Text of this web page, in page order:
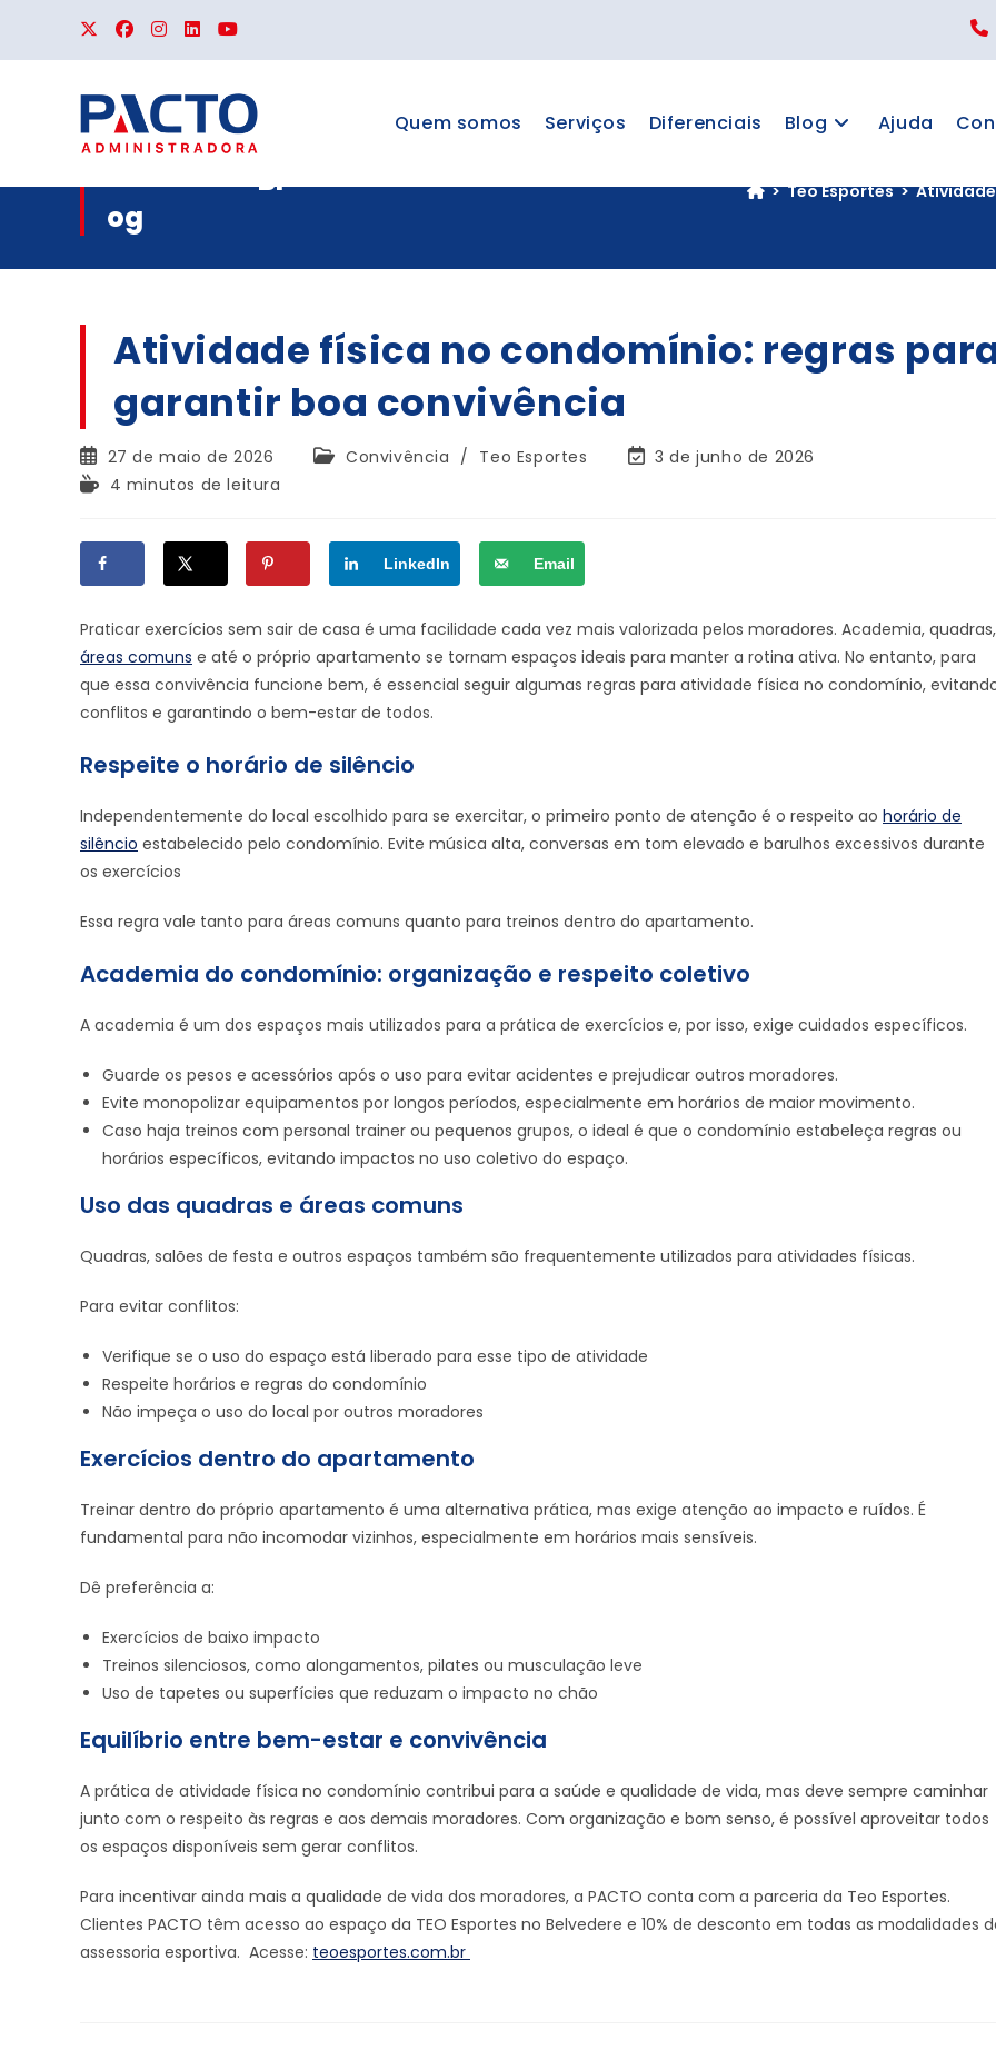
Quem somos Serviços Diferenciais Blog Ajuda
Bl
og
> Teo Esportes >
Atividade física no condomínio: regras
garantir boa convivência
27 de maio de 2026 Convivência / Teo Esportes
3 de junho de 2026
4 minutos de leitura
LinkedIn Email
Praticar exercícios sem sair de casa é uma facilidade cada vez mais valorizada pelos moradores. Academia, quadras,
áreas comuns e até o próprio apartamento se tornam espaços ideais para manter a rotina ativa. No entanto, para
que essa convivência funcione bem, é essencial seguir algumas regras para atividade física no condomínio,
conflitos e garantindo o bem-estar de todos.
Respeite o horário de silêncio
Independentemente do local escolhido para se exercitar, o primeiro ponto de atenção é o respeito ao horário de
silêncio estabelecido pelo condomínio. Evite música alta, conversas em tom elevado e barulhos excessivos durante
os exercícios
Essa regra vale tanto para áreas comuns quanto para treinos dentro do apartamento.
Academia do condomínio: organização e respeito coletivo
A academia é um dos espaços mais utilizados para a prática de exercícios e, por isso, exige cuidados específicos.
Guarde os pesos e acessórios após o uso para evitar acidentes e prejudicar outros moradores.
Evite monopolizar equipamentos por longos períodos, especialmente em horários de maior movimento.
Caso haja treinos com personal trainer ou pequenos grupos, o ideal é que o condomínio estabeleça regras ou
horários específicos, evitando impactos no uso coletivo do espaço.
Uso das quadras e áreas comuns
Quadras, salões de festa e outros espaços também são frequentemente utilizados para atividades físicas.
Para evitar conflitos:
Verifique se o uso do espaço está liberado para esse tipo de atividade
Respeite horários e regras do condomínio
Não impeça o uso do local por outros moradores
Exercícios dentro do apartamento
Treinar dentro do próprio apartamento é uma alternativa prática, mas exige atenção ao impacto e ruídos. É
fundamental para não incomodar vizinhos, especialmente em horários mais sensíveis.
Dê preferência a:
Exercícios de baixo impacto
Treinos silenciosos, como alongamentos, pilates ou musculação leve
Uso de tapetes ou superfícies que reduzam o impacto no chão
Equilíbrio entre bem-estar e convivência
A prática de atividade física no condomínio contribui para a saúde e qualidade de vida, mas deve sempre caminhar
junto com o respeito às regras e aos demais moradores. Com organização e bom senso, é possível aproveitar todos
os espaços disponíveis sem gerar conflitos.
Para incentivar ainda mais a qualidade de vida dos moradores, a PACTO conta com a parceria da Teo Esportes.
Clientes PACTO têm acesso ao espaço da TEO Esportes no Belvedere e 10% de desconto em todas as modalidades
assessoria esportiva. Acesse: teoesportes.com.br